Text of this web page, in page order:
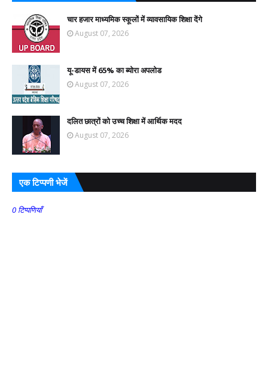
चार हजार माध्यमिक स्कूलों में व्यावसायिक शिक्षा देंगे
August 07, 2026
यू-डायस में 65% का ब्योरा अपलोड
August 07, 2026
दलित छात्रों को उच्च शिक्षा में आर्थिक मदद
August 07, 2026
एक टिप्पणी भेजें
0 टिप्पणियाँ